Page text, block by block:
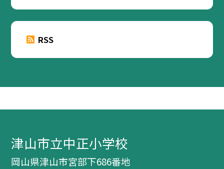
RSS
津山市立中正小学校
岡山県津山市宮部下686番地